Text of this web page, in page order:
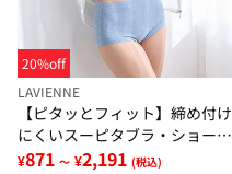
20%off
LAVIENNE
【ピタッとフィット】締め付け
にくいスーピタブラ・ショーツ
（別売）
¥871 ～ ¥2,191 (税込)